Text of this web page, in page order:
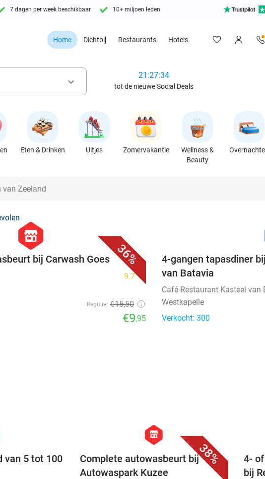
7 dagen per week beschikbaar 10+ miljoen leden
Home Dichtbij Restaurants Hotels
keyboard_arrow_down
21:27:32
tot de nieuwe Social Deals
Eten & Drinken Uitjes Zomervakantie
Wellness &
Beauty
36%
hexagon
store
bij Carwash Goes
9.7star
Regulier €15,50
€9,95
4-gangen tapasdiner
van Batavia
Café Restaurant Kasteel van
Westkapelle
Verkocht: 300
van 5 tot 100
38%
hexagon
store
Complete autowasbeurt bij
Autowaspark Kuzee
4-
bij